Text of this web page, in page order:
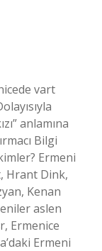
vart
anlamına
Bilgi
Ermeni
Hrant Dink,
Kenan
aslen
Ermenice
Ermeni